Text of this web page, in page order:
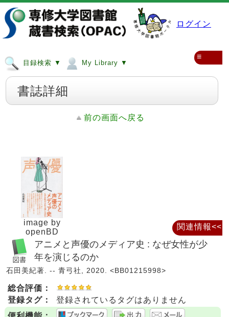
ログイン
目録検索 ▼ My Library ▼
≡
書誌詳細
前の画面へ戻る
image by
openBD
アニメと声優のメディア史 : なぜ女性が少
年を演じるのか
石田美紀著. -- 青弓社, 2020. <BB01215998>
総合評価：
登録タグ：
登録されているタグはありません
関連情報<<